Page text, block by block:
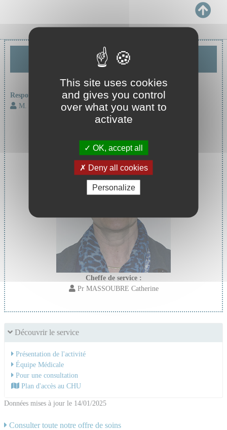
Cheffe de service :
Pr MASSOUBRE Catherine
Responsable d'unité :
M. DIGONNET Bertrand
Cheffe de service :
Pr MASSOUBRE Catherine
Découvrir le service
Présentation de l'activité
Équipe Médicale
Pour une consultation
Plan d'accès au CHU
Données mises à jour le 14/01/2025
Consulter toute notre offre de soins
This site uses cookies
and gives you control
over what you want to
activate
OK, accept all
Deny all cookies
Personalize